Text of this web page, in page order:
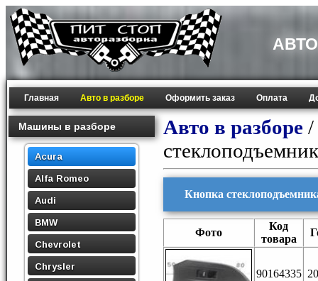
Главная Авто в разборе Оформить заказ Оплата
Машины в разборе
Acura
Alfa Romeo
Audi
BMW
Chevrolet
Chrysler
Авто в разборе /
Кнопка
Фото
Код
товара
90164335